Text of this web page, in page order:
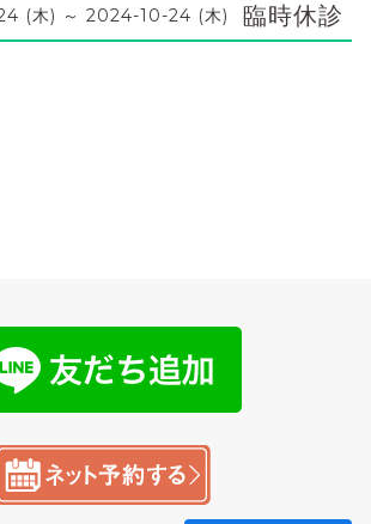
(木) ～ 2024-10-24 (木) 臨時休診